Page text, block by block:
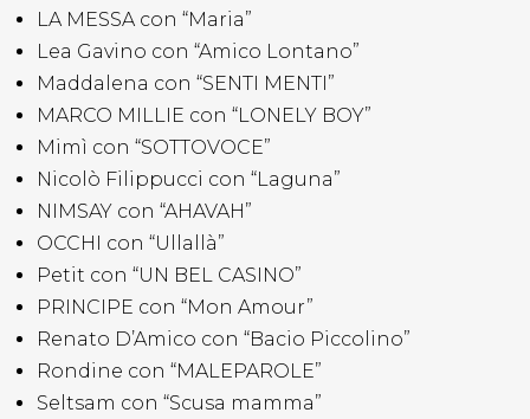
LA MESSA con “Maria”
Lea Gavino con “Amico Lontano”
Maddalena con “SENTI MENTI”
MARCO MILLIE con “LONELY BOY”
Mimì con “SOTTOVOCE”
Nicolò Filippucci con “Laguna”
NIMSAY con “AHAVAH”
OCCHI con “Ullallà”
Petit con “UN BEL CASINO”
PRINCIPE con “Mon Amour”
Renato D’Amico con “Bacio Piccolino”
Rondine con “MALEPAROLE”
Seltsam con “Scusa mamma”